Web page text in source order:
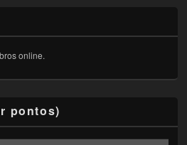
online.
pontos)